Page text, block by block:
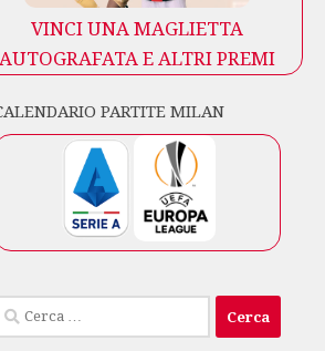
VINCI UNA MAGLIETTA
AUTOGRAFATA E ALTRI PREMI
PARTITE MILAN
Ricerca